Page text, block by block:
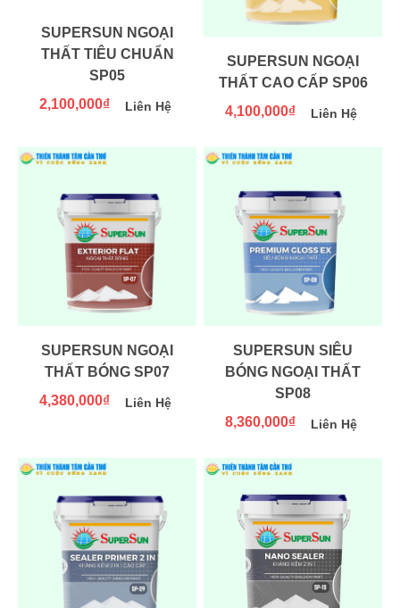
SUPERSUN NGOẠI
THẤT TIÊU CHUẨN
SP05
2,100,000₫
Liên Hệ
SUPERSUN NGOẠI
THẤT CAO CẤP SP06
4,100,000₫
Liên Hệ
SUPERSUN NGOẠI
THẤT BÓNG SP07
4,380,000₫
Liên Hệ
SUPERSUN SIÊU
BÓNG NGOẠI THẤT
SP08
8,360,000₫
Liên Hệ